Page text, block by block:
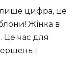
цифра, це
Жінка в
Це час для
і